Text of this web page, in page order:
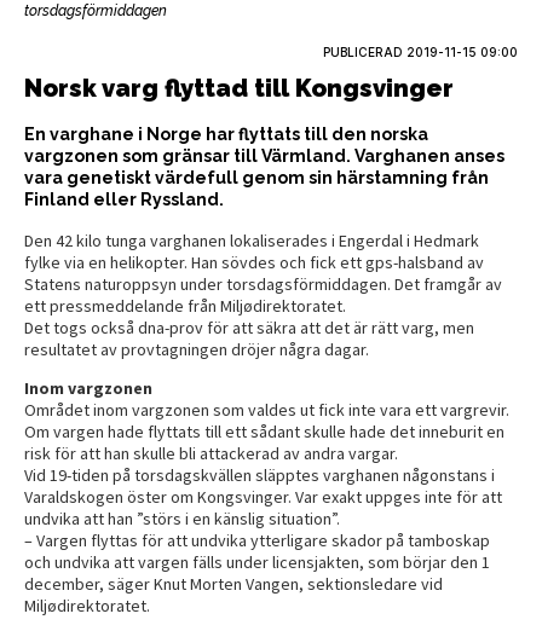
torsdagsförmiddagen
PUBLICERAD 2019-11-15 09:00
Norsk varg flyttad till Kongsvinger
En varghane i Norge har flyttats till den norska
vargzonen som gränsar till Värmland. Varghanen anses
vara genetiskt värdefull genom sin härstamning från
Finland eller Ryssland.
Den 42 kilo tunga varghanen lokaliserades i Engerdal i Hedmark
fylke via en helikopter. Han sövdes och fick ett gps-halsband av
Statens naturoppsyn under torsdagsförmiddagen. Det framgår av
ett pressmeddelande från Miljødirektoratet.
Det togs också dna-prov för att säkra att det är rätt varg, men
resultatet av provtagningen dröjer några dagar.
Inom vargzonen
Området inom vargzonen som valdes ut fick inte vara ett vargrevir.
Om vargen hade flyttats till ett sådant skulle hade det inneburit en
risk för att han skulle bli attackerad av andra vargar.
Vid 19-tiden på torsdagskvällen släpptes varghanen någonstans i
Varaldskogen öster om Kongsvinger. Var exakt uppges inte för att
undvika att han ”störs i en känslig situation”.
– Vargen flyttas för att undvika ytterligare skador på tamboskap
och undvika att vargen fälls under licensjakten, som börjar den 1
december, säger Knut Morten Vangen, sektionsledare vid
Miljødirektoratet.